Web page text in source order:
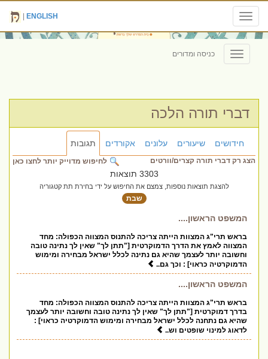
Toggle
navigation
ENGLISH
Toggle
navigation
כניסה ומדורים
דברי תורה הלכה
חידושים שיעורים עלונים אקורדים תגובות
לחיפוש מדוייק יותר לחצו כאן הצג רק דברי תורה קצרים/וורטים
3303 תוצאות
להצגת תוצאות נוספות, צמצם את החיפוש על ידי בחירת תת קטגוריה
שבת
המשפט הראשון....
בראש תרי"ג המצוות הייתה צריכה להתנוס המצווה הכפולה: מחד
המצווה לאמץ את הדרך הדמוקרטית ["תתן לך" שאין לך נתינה טובה
וחשובה יותר לעצמך שהיא גם נתינה לכלל ישראל מבחירה ומימוש
הדמוקרטיה כראוי] : וכך גם..
המשפט הראשון....
בראש תרי"ג המצוות הייתה צריכה להתנוס המצווה הכפולה: מחד
בדרך דמוקרטית ["תתן לך" שאין לך נתינה טובה וחשובה יותר לעצמך
שהיא גם נתחנה לכלל ישראל מבחירה ומימוש הדמוקרטיה כראוי] :
לדאוג למינוי שופטים וש..